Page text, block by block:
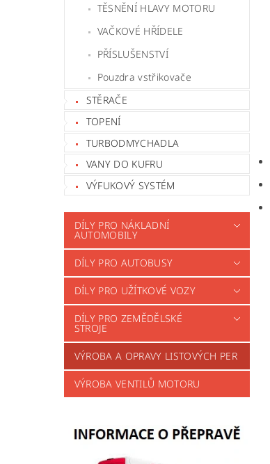
TĚSNĚNÍ HLAVY MOTORU
VAČKOVÉ HŘÍDELE
PŘÍSLUŠENSTVÍ
Pouzdra vstřikovače
STĚRAČE
TOPENÍ
TURBODMYCHADLA
VANY DO KUFRU
VÝFUKOVÝ SYSTÉM
DÍLY PRO NÁKLADNÍ
AUTOMOBILY
DÍLY PRO AUTOBUSY
DÍLY PRO UŽÍTKOVÉ VOZY
DÍLY PRO ZEMĚDĚLSKÉ
STROJE
VÝROBA A OPRAVY LISTOVÝCH PER
VÝROBA VENTILŮ MOTORU